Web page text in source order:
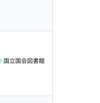
国立国会図書館